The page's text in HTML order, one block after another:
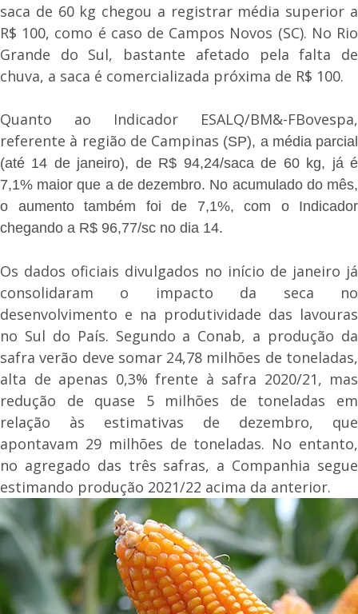
saca de 60 kg chegou a registrar média superior a
R$ 100, como é caso de Campos Novos (SC). No Rio
Grande do Sul, bastante afetado pela falta de
chuva, a saca é comercializada próxima de R$ 100.
Quanto ao Indicador ESALQ/BM&-FBovespa,
referente à região de Campinas (SP), a média parcial
(até 14 de janeiro), de R$ 94,24/saca de 60 kg, já é
7,1% maior que a de dezembro. No acumulado do mês,
o aumento também foi de 7,1%, com o Indicador
chegando a R$ 96,77/sc no dia 14.
Os dados oficiais divulgados no início de janeiro já
consolidaram o impacto da seca no
desenvolvimento e na produtividade das lavouras
no Sul do País. Segundo a Conab, a produção da
safra verão deve somar 24,78 milhões de toneladas,
alta de apenas 0,3% frente à safra 2020/21, mas
redução de quase 5 milhões de toneladas em
relação às estimativas de dezembro, que
apontavam 29 milhões de toneladas. No entanto,
no agregado das três safras, a Companhia segue
estimando produção 2021/22 acima da anterior.